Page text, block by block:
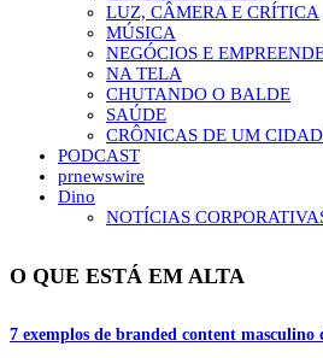
LUZ, CÂMERA E CRÍTICA
MÚSICA
NEGÓCIOS E
NA TELA
CHUTANDO O BALDE
SAÚDE
CRÔNICAS DE UM
PODCAST
prnewswire
Dino
NOTÍCIAS
O QUE ESTÁ EM ALTA
7 exemplos de branded content masculino